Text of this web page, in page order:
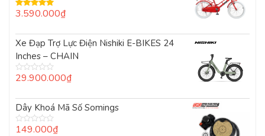
Được xếp
3.590.000₫
Xe Đạp Trợ Lực Điện Nishiki E-BIKES 24
Inches – CHAIN
Được
0
5
sao
29.900.000₫
Dây Khoá Mã Số Somings
Được
149.000₫